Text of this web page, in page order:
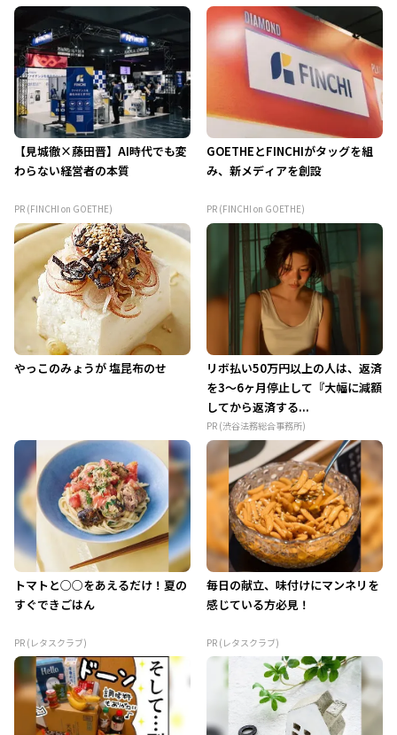
【見城徹×藤田晋】AI時代でも変
わらない経営者の本質
PR (FINCHI on GOETHE)
GOETHEとFINCHIがタッグを組
み、新メディアを創設
PR (FINCHI on GOETHE)
やっこのみょうが 塩昆布のせ
リボ払い50万円以上の人は、返済
を3～6ヶ月停止して『大幅に減額
してから返済する...
PR (渋谷法務総合事務所)
トマトと○○をあえるだけ！夏の
すぐできごはん
PR (レタスクラブ)
毎日の献立、味付けにマンネリを
感じている方必見！
PR (レタスクラブ)